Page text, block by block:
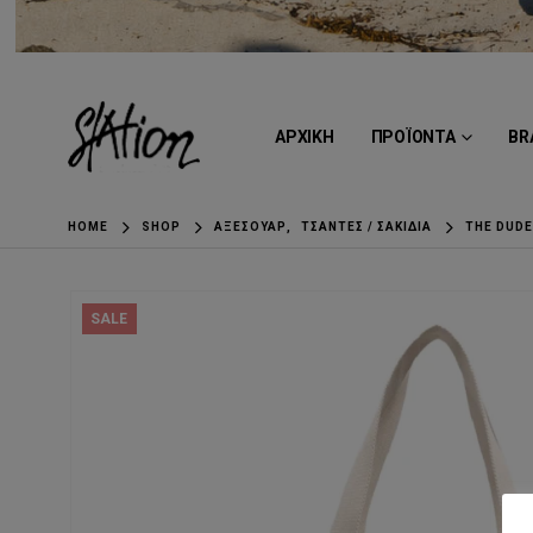
ΑΡΧΙΚΗ ΠΡΟΪΟΝΤΑ
HOME SHOP ΑΞΕΣΟΥΆΡ ΤΣΆΝΤΕΣ / ΣΑΚΊΔΙΑ THE
SALE